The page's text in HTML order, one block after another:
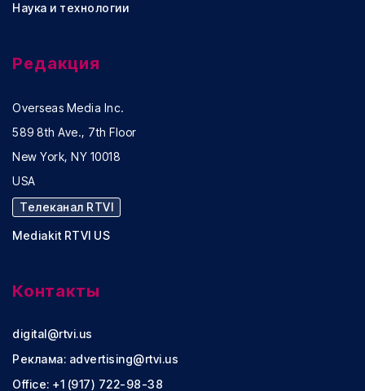
Наука и технологии
Редакция
Overseas Media Inc.
589 8th Ave., 7th Floor
New York, NY 10018
USA
Телеканал RTVI
Mediakit RTVI US
Контакты
digital@rtvi.us
Реклама: advertising@rtvi.us
Office: +1 (917) 722-98-38